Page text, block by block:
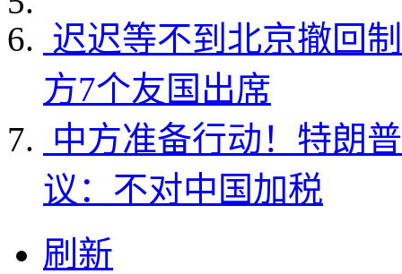
迟迟等不到北京撤回
方7个友国出席
中方准备行动！特朗
议：不对中国加税
刷新